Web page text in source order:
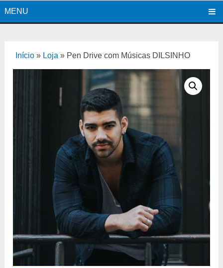
MENU
Início » Loja » Pen Drive com Músicas DILSINHO